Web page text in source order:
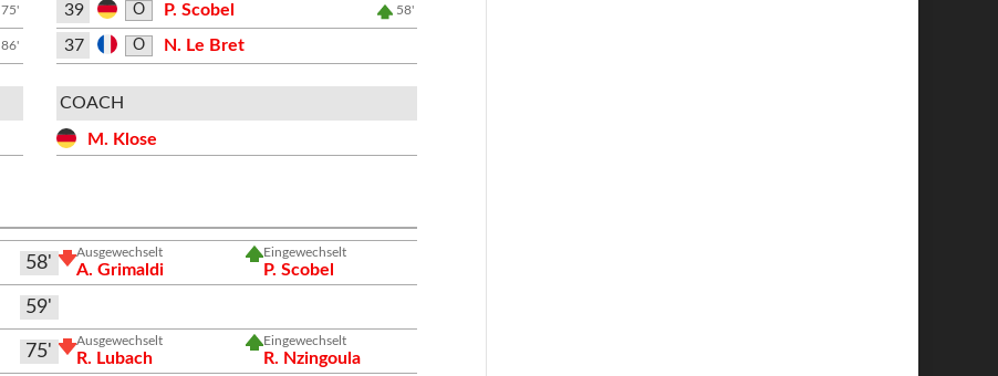
75'
86'
39 O P. Scobel 58'
37 O N. Le Bret
COACH
M. Klose
58'
Ausgewechselt
A. Grimaldi
Eingewechselt
P. Scobel
59'
75'
Ausgewechselt
R. Lubach
Eingewechselt
R. Nzingoula